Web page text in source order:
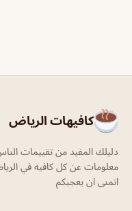
كافيهات الرياض
دليلك المفيد من تقييمات
معلومات عن كل كافيه في
اتمنى ان يعجبكم